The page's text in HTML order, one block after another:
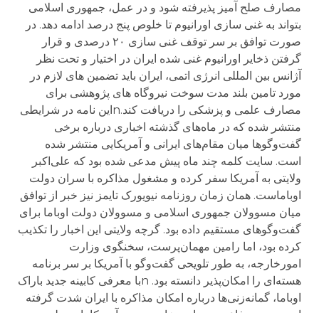
مصارف صلح آمیز پذیرفته شود و در عمل، جمهوری اسلامی
بتواند به غنی سازی اورانیوم تا خلوص پنج درصد ادامه دهد. در
صورت توافق بر سر توقف غنی سازی ٢٠ درصدی و قرار
گرفتن ذخایر اورانیوم غنی شده ایران در اختیار و تحت نظر
آژانس بین المللی انرژی اتمی، ایران باید تضمین های لازم در
مورد تامین بلند مدت سوخت نیروگاه های پژوهشی برای
مصارف علمی و پزشکی را دریافت کند.nاین نامه در شرایطی
منتشر شده که در ماه‌های گذشته اخباری درباره برخی
گفت‌وگوها میان مقام‌های ایرانی و آمریکایی منتشر شده
است. سایت کلمه چند ماه پیش مدعی شده بود که علی‌اکبر
ولایتی به آمریکا سفر کرده و مشغول مذاکره با سران دولت
اوباماست. همان زمان روزنامه نیویورک تایمز نیز خبر از توافق
میان مسوولان جمهوری اسلامی و مسوولان دولت اوباما برای
گفت‌وگوهای مستقیم داده بود. گرچه ولایتی این اخبار را تکذیب
کرده بود، اما رامین مهمان‌پرست، سخنگوی وزارت
امورخارجه، به طور تلویحی گفت‌وگو با آمریکا بر سر برنامه
هسته‌ای را امکان‌پذیر دانسته بود. nبا معرفی کابینه جدید باراک
اوباما، گمانه‌زنی‌ها درباره امکان مذاکره با ایران شدت گرفته